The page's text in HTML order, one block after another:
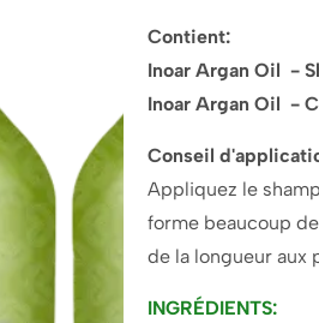
Contient:
Inoar Argan Oil -
Inoar Argan Oil -
Conseil
Appliquez le
forme beaucoup
de la longueur aux
INGRÉDIENTS: